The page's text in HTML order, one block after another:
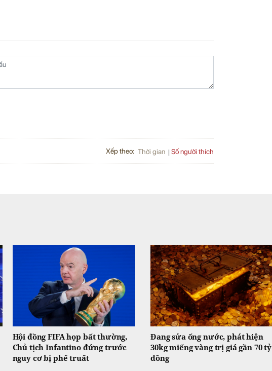
Xếp theo: Thời gian Số người thích
Hội đồng FIFA họp bất thường,
Chủ tịch Infantino đứng trước
nguy cơ bị phế truất
Đang sửa ống nước, phát hiện
30kg miếng vàng trị giá gần 70 tỷ
đồng